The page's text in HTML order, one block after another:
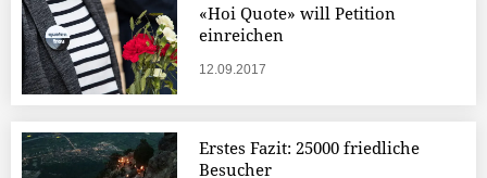
«Hoi Quote» will Petition
einreichen
12.09.2017
Erstes Fazit: 25000 friedliche
Besucher